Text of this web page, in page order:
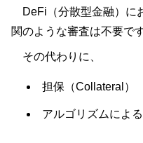
DeFi（分散型金融）に
関のような審査は不要です
その代わりに、
担保（Collateral）
アルゴリズムによ